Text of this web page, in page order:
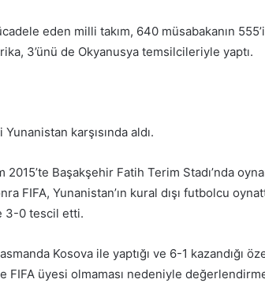
eden milli takım, 640 müsabakanın
3’ünü de Okyanusya temsilcileriyle yaptı.​​​
karşısında aldı.
2015’te Başakşehir Fatih Terim Stadı’nda
FIFA, Yunanistan’ın kural dışı futbolcu
3-0 tescil etti.
Kosova ile yaptığı ve 6-1 kazandığı
üyesi olmaması nedeniyle